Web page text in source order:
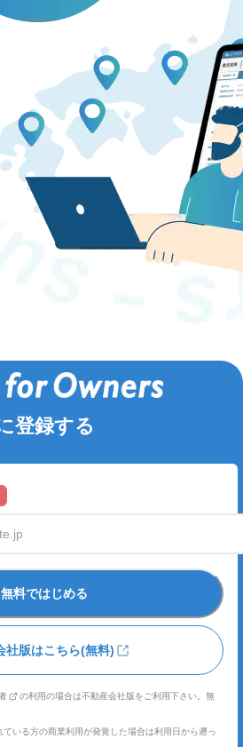
登録する
無料ではじめる
社版はこちら(無料)
の利用の場合は不動産会社版をご利用下さい。無
いる方の商業利用が発覚した場合は利用日から遡っ